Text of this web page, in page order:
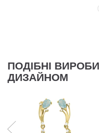
ПОДІБНІ
ДИЗАЙНОМ